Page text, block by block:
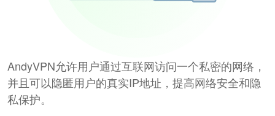
AndyVPN允许用户通过互联网访问一个私密的网络，
并且可以隐匿用户的真实IP地址，提高网络安全和隐
私保护。